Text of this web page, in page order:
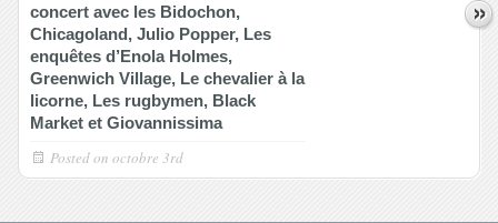
concert avec les Bidochon,
Chicagoland, Julio Popper, Les
enquêtes d’Enola Holmes,
Greenwich Village, Le chevalier à la
licorne, Les rugbymen, Black
Market et Giovannissima
Posted on octobre 3rd